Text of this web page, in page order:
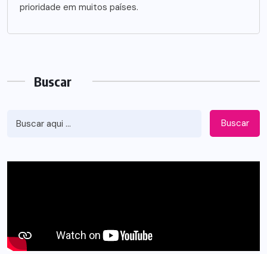
prioridade em muitos países.
Buscar
Buscar